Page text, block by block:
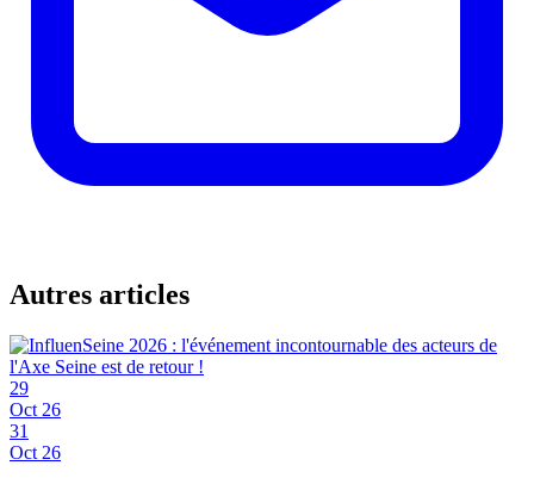
Autres articles
29
Oct 26
31
Oct 26